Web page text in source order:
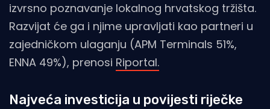
izvrsno poznavanje lokalnog hrvatskog tržišta.
Razvijat će ga i njime upravljati kao partneri u
zajedničkom ulaganju (APM Terminals 51%,
ENNA 49%), prenosi Riportal.
Najveća investicija u povijesti riječke